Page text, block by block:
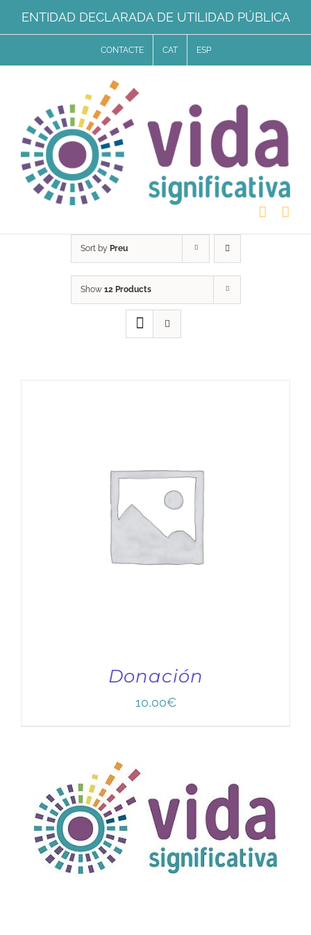
Skip
to
ENTIDAD DECLARADA DE UTILIDAD PÚBLICA
CONTACTE CAT ESP
Sort by Preu
Show 12 Products
Donación
10,00€